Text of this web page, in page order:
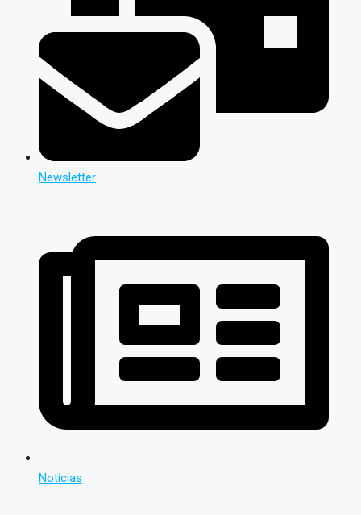
Newsletter
Notícias